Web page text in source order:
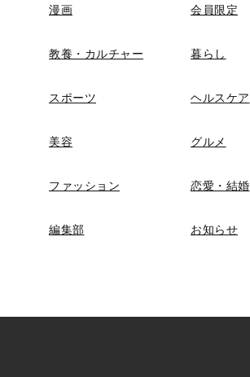
漫画 会員限定
教養・カルチャー 暮らし
スポーツ ヘルスケア
美容 グルメ
ファッション 恋愛・結婚
編集部 お知らせ